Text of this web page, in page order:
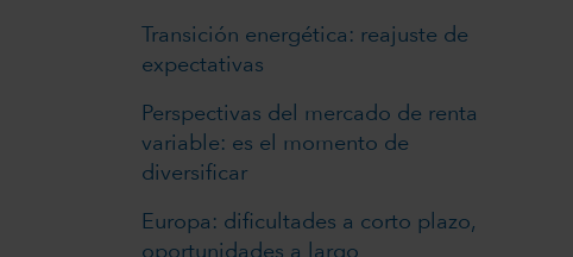
Transición energética: reajuste de
expectativas
Perspectivas del mercado de renta
variable: es el momento de
diversificar
Europa: dificultades a corto plazo,
oportunidades a largo